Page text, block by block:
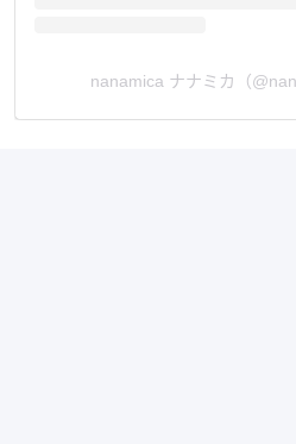
nanamica ナナミカ（